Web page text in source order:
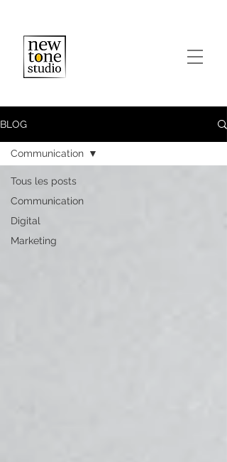
BLOG
Tous les posts
Communication
Digital
Marketing
Communication